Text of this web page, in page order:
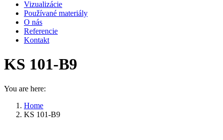
Vizualizácie
Používané materiály
O nás
Referencie
Kontakt
KS 101-B9
You are here:
Home
KS 101-B9